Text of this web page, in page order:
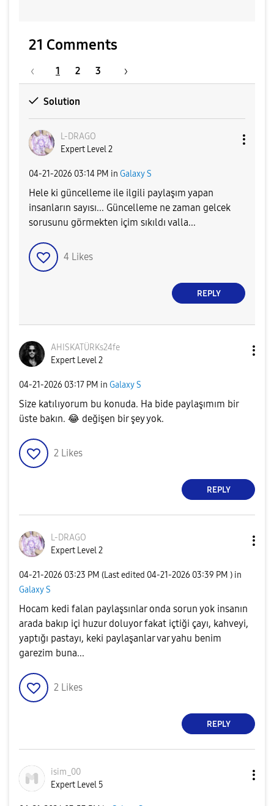
21 Comments
1 2 3
Solution
L-DRAGO
Expert Level 2
‎04-21-2026 03:14 PM in Galaxy S
Hele ki güncelleme ile ilgili paylaşım yapan
insanların sayısı... Güncelleme ne zaman gelcek
sorusunu görmekten içim sıkıldı valla...
4 Likes
REPLY
AHISKATÜRKs24fe
Expert Level 2
‎04-21-2026 03:17 PM in Galaxy S
Size katılıyorum bu konuda. Ha bide paylaşımım bir
üste bakın. 😂 değişen bir şey yok.
2 Likes
REPLY
L-DRAGO
Expert Level 2
‎04-21-2026 03:23 PM (Last edited ‎04-21-2026 03:39 PM ) in
Galaxy S
Hocam kedi falan paylaşsınlar onda sorun yok insanın
arada bakıp içi huzur doluyor fakat içtiği çayı, kahveyi,
yaptığı pastayı, keki paylaşanlar var yahu benim
garezim buna...
2 Likes
REPLY
isim_00
Expert Level 5